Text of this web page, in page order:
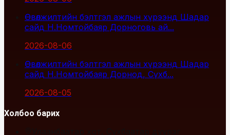
Өвөлжилтийн бэлтгэл ажлын хүрээнд Шадар
сайд Н.Номтойбаяр Дорноговь ай...
2026-08-06
Өвөлжилтийн бэлтгэл ажлын хүрээнд Шадар
сайд Н.Номтойбаяр Дорнод, Сүхб...
2026-08-05
Холбоо барих